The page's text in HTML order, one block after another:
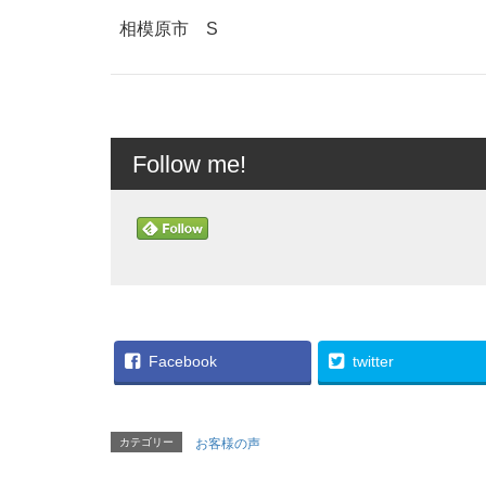
相模原市 S
Follow me!
Facebook twitter
カテゴリー お客様の声